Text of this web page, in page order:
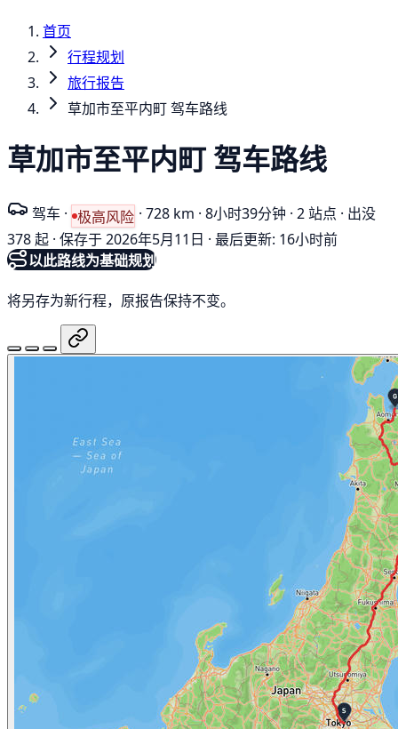
首页
行程规划
旅行报告
草加市至平内町 驾车路线
草加市至平内町 驾车路线
驾车 · 极高风险 · 728 km · 8小时39分钟 · 2 站点 · 出没
378 起 · 保存于 2026年5月11日 · 最后更新: 16小时前
以此路线为基础规划
将另存为新行程，原报告保持不变。